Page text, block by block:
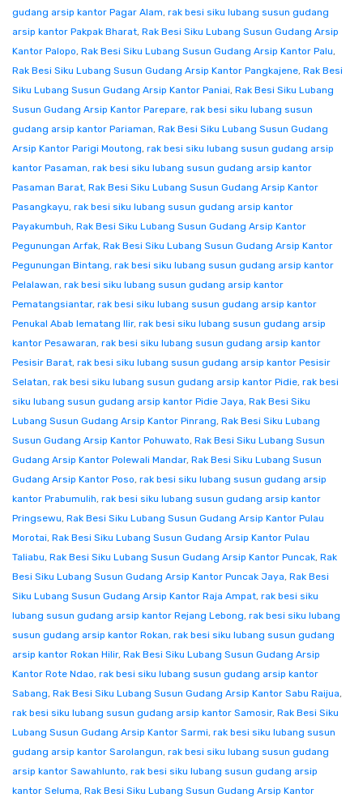
gudang arsip kantor Pagar Alam, rak besi siku lubang susun gudang
arsip kantor Pakpak Bharat, Rak Besi Siku Lubang Susun Gudang Arsip
Kantor Palopo, Rak Besi Siku Lubang Susun Gudang Arsip Kantor Palu,
Rak Besi Siku Lubang Susun Gudang Arsip Kantor Pangkajene, Rak Besi
Siku Lubang Susun Gudang Arsip Kantor Paniai, Rak Besi Siku Lubang
Susun Gudang Arsip Kantor Parepare, rak besi siku lubang susun
gudang arsip kantor Pariaman, Rak Besi Siku Lubang Susun Gudang
Arsip Kantor Parigi Moutong, rak besi siku lubang susun gudang arsip
kantor Pasaman, rak besi siku lubang susun gudang arsip kantor
Pasaman Barat, Rak Besi Siku Lubang Susun Gudang Arsip Kantor
Pasangkayu, rak besi siku lubang susun gudang arsip kantor
Payakumbuh, Rak Besi Siku Lubang Susun Gudang Arsip Kantor
Pegunungan Arfak, Rak Besi Siku Lubang Susun Gudang Arsip Kantor
Pegunungan Bintang, rak besi siku lubang susun gudang arsip kantor
Pelalawan, rak besi siku lubang susun gudang arsip kantor
Pematangsiantar, rak besi siku lubang susun gudang arsip kantor
Penukal Abab lematang Ilir, rak besi siku lubang susun gudang arsip
kantor Pesawaran, rak besi siku lubang susun gudang arsip kantor
Pesisir Barat, rak besi siku lubang susun gudang arsip kantor Pesisir
Selatan, rak besi siku lubang susun gudang arsip kantor Pidie, rak besi
siku lubang susun gudang arsip kantor Pidie Jaya, Rak Besi Siku
Lubang Susun Gudang Arsip Kantor Pinrang, Rak Besi Siku Lubang
Susun Gudang Arsip Kantor Pohuwato, Rak Besi Siku Lubang Susun
Gudang Arsip Kantor Polewali Mandar, Rak Besi Siku Lubang Susun
Gudang Arsip Kantor Poso, rak besi siku lubang susun gudang arsip
kantor Prabumulih, rak besi siku lubang susun gudang arsip kantor
Pringsewu, Rak Besi Siku Lubang Susun Gudang Arsip Kantor Pulau
Morotai, Rak Besi Siku Lubang Susun Gudang Arsip Kantor Pulau
Taliabu, Rak Besi Siku Lubang Susun Gudang Arsip Kantor Puncak, Rak
Besi Siku Lubang Susun Gudang Arsip Kantor Puncak Jaya, Rak Besi
Siku Lubang Susun Gudang Arsip Kantor Raja Ampat, rak besi siku
lubang susun gudang arsip kantor Rejang Lebong, rak besi siku lubang
susun gudang arsip kantor Rokan, rak besi siku lubang susun gudang
arsip kantor Rokan Hilir, Rak Besi Siku Lubang Susun Gudang Arsip
Kantor Rote Ndao, rak besi siku lubang susun gudang arsip kantor
Sabang, Rak Besi Siku Lubang Susun Gudang Arsip Kantor Sabu Raijua,
rak besi siku lubang susun gudang arsip kantor Samosir, Rak Besi Siku
Lubang Susun Gudang Arsip Kantor Sarmi, rak besi siku lubang susun
gudang arsip kantor Sarolangun, rak besi siku lubang susun gudang
arsip kantor Sawahlunto, rak besi siku lubang susun gudang arsip
kantor Seluma, Rak Besi Siku Lubang Susun Gudang Arsip Kantor